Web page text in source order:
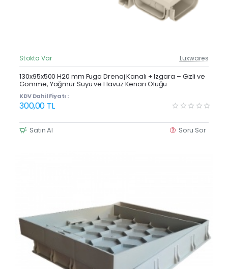
Güncel Fiyat
Yeni Ürün
Stokta Var Luxwares
130x95x500 H20 mm Fuga Drenaj Kanalı + Izgara – Gizli ve
Gömme, Yağmur Suyu ve Havuz Kenarı Oluğu
KDV Dahil Fiyatı :
300,00 TL
Satın Al Soru Sor